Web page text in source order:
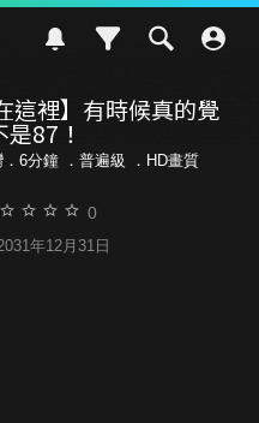
這裡】有時候真的覺
87！
6分鐘 ． 普遍級 ．HD畫質
0
年12月31日